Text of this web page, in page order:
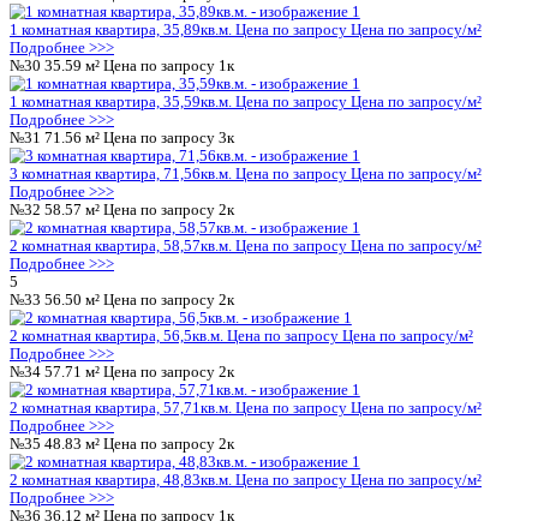
Каталог Шахматка
Подъезд 1
1
№1 57.53 м² Цена по запросу
2 комнатная квартира, 57,53кв.м. Цена по запросу Цена по
Подробнее >>>
№2 56.24 м² Цена по запросу
2 комнатная квартира, 56,24кв.м.
Подробнее >>>
№3 50.03 м² Цена по запросу 2к
2 комнатная квартира, 50,03кв.м.
Подробнее >>>
№4 37.06 м² Цена по запросу 1к
1 комнатная квартира, 37,06кв.м.
Подробнее >>>
№5 37.05 м² Цена по запросу 1к